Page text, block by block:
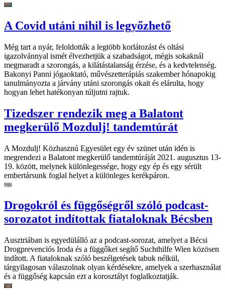
A Covid utáni nihil is legyőzhető
Még tart a nyár, feloldották a legtöbb korlátozást és oltási
igazolvánnyal ismét élvezhetjük a szabadságot, mégis sokaknál
megmaradt a szorongás, a kilátástalanság érzése, és a kedvtelenség.
Bakonyi Panni jógaoktató, művészetterápiás szakember hónapokig
tanulmányozta a járvány utáni szorongás okait és elárulta, hogy
hogyan lehet hatékonyan túljutni rajtuk.
Tizedszer rendezik meg a Balatont
megkerülő Mozdulj! tandemtúrát
A Mozdulj! Közhasznú Egyesület egy év szünet után idén is
megrendezi a Balatont megkerülő tandemtúráját 2021. augusztus 13-
19. között, melynek különlegessége, hogy egy ép és egy sérült
embertársunk foglal helyet a különleges kerékpáron.
Drogokról és függőségről szóló podcast-
sorozatot indítottak fiataloknak Bécsben
Ausztriában is egyedülálló az a podcast-sorozat, amelyet a Bécsi
Drogprevenciós Iroda és a függőket segítő Suchthilfe Wien közösen
indított. A fiataloknak szóló beszélgetések tabuk nélkül,
tárgyilagosan válaszolnak olyan kérdésekre, amelyek a szerhasználat
és a függőség kapcsán ezt a korosztályt foglalkoztatják.